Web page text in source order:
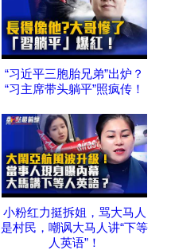
“习近平三胞胎兄弟”出炉？
“习主席带头躺平”照疯传！
小粉红力挺拆姐，骂大马人
是村民，嘲讽大马人讲“下等
人英语”！